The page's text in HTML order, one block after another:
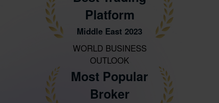
Platform
Middle East 2023
WORLD BUSINESS
OUTLOOK
Most Popular
Broker